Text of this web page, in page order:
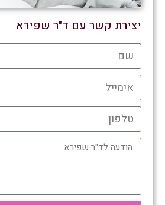
יצירת קשר עם ד"ר שפירא